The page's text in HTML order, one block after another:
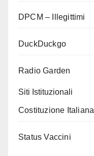
DPCM – Illegittimi
DuckDuckgo
Radio Garden
Siti Istituzionali
Costituzione Italiana
Status Vaccini